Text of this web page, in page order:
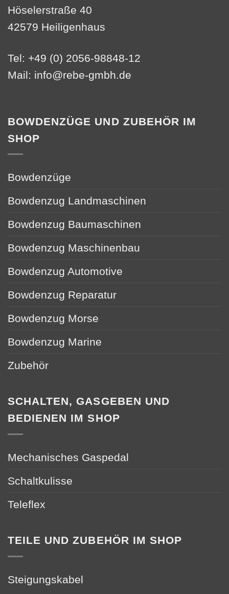
Höselerstraße 40
42579 Heiligenhaus
Tel: +49 (0) 2056-98848-12
Mail: info@rebe-gmbh.de
BOWDENZÜGE UND ZUBEHÖR IM
SHOP
Bowdenzüge
Bowdenzug Landmaschinen
Bowdenzug Baumaschinen
Bowdenzug Maschinenbau
Bowdenzug Automotive
Bowdenzug Reparatur
Bowdenzug Morse
Bowdenzug Marine
Zubehör
SCHALTEN, GASGEBEN UND
BEDIENEN IM SHOP
Mechanisches Gaspedal
Schaltkulisse
Teleflex
TEILE UND ZUBEHÖR IM SHOP
Steigungskabel